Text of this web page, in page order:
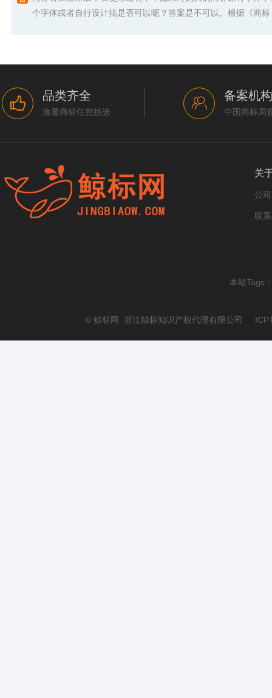
个字体或者自行设计搞是否可以呢？答案是不可以。根据《商
品类齐全
海量商标任您挑选
备案机构
中国商标局
关
公
联
本站Tags
© 鲸标网 浙江鲸标知识产权代理有限公司 ICP